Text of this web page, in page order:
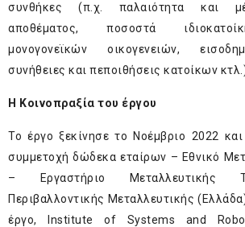
συνθήκες (π.χ. παλαιότητα και
αποθέματος, ποσοστά
μονογονεϊκών οικογενειών,
συνήθειες και πεποιθήσεις κατοίκων
H Κοινοπραξία του έργου
Το έργο ξεκίνησε το Νοέμβριο 2022 και
συμμετοχή δώδεκα εταίρων – Εθνικό
– Εργαστήριο Μεταλλευτικής
Περιβαλλοντικής Μεταλλευτικής
έργο, Institute of Systems and